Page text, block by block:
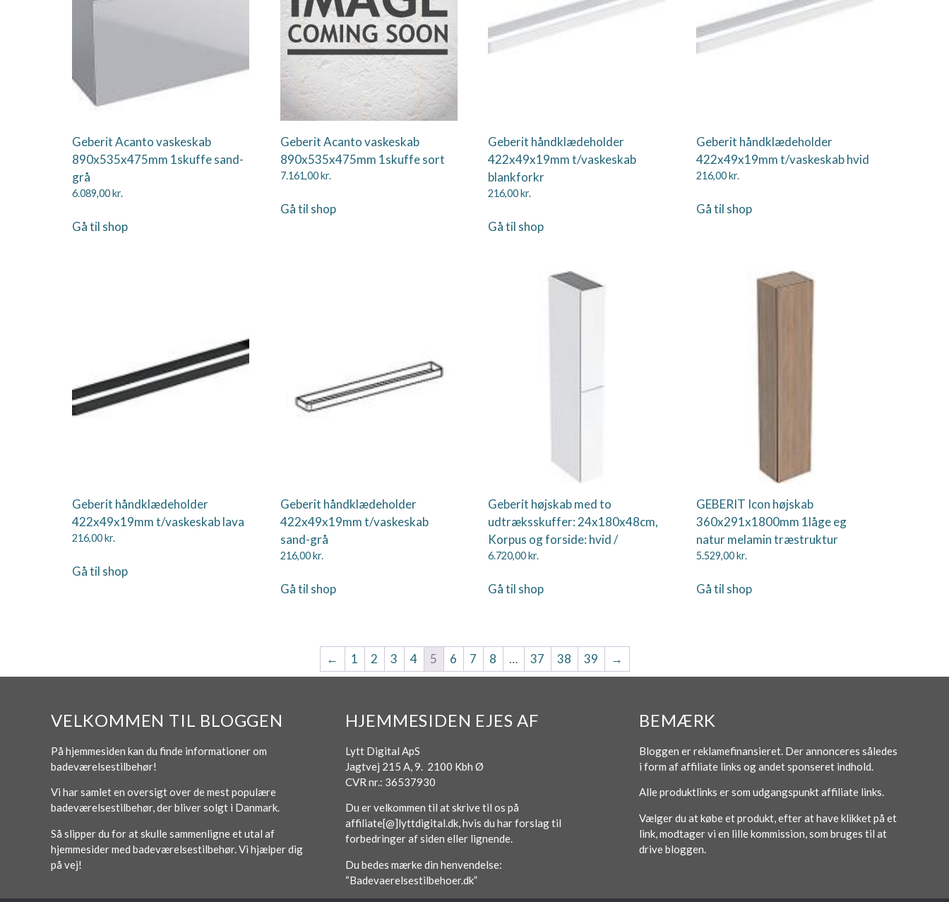
Geberit Acanto vaskeskab
890x535x475mm 1skuffe sand-
grå
6.089,00kr.
Gå til shop
Geberit Acanto vaskeskab
890x535x475mm 1skuffe sort
7.161,00kr.
Gå til shop
Geberit håndklædeholder
422x49x19mm t/vaskeskab
blankforkr
216,00kr.
Gå til shop
Geberit håndklædeholder
422x49x19mm t/vaskeskab hvid
216,00kr.
Gå til shop
Geberit håndklædeholder
422x49x19mm t/vaskeskab lava
216,00kr.
Gå til shop
Geberit håndklædeholder
422x49x19mm t/vaskeskab
sand-grå
216,00kr.
Gå til shop
Geberit højskab med to
udtræksskuffer: 24x180x48cm,
Korpus og forside: hvid /
6.720,00kr.
Gå til shop
GEBERIT Icon højskab
360x291x1800mm 1låge eg
natur melamin træstruktur
5.529,00kr.
Gå til shop
← 1 2 3 4 5 6 7 8 … 37 38 39 →
VELKOMMEN TIL BLOGGEN
På hjemmesiden kan du finde informationer om
badeværelsestilbehør!
Vi har samlet en oversigt over de mest populære
badeværelsestilbehør, der bliver solgt i Danmark.
Så slipper du for at skulle sammenligne et utal af
hjemmesider med badeværelsestilbehør. Vi hjælper dig
på vej!
HJEMMESIDEN EJES AF
Lytt Digital ApS
Jagtvej 215 A, 9. 2100 Kbh Ø
CVR nr.: 36537930
Du er velkommen til at skrive til os på
affiliate[@]lyttdigital.dk, hvis du har forslag til
forbedringer af siden eller lignende.
Du bedes mærke din henvendelse:
“Badevaerelsestilbehoer.dk”
BEMÆRK
Bloggen er reklamefinansieret. Der annonceres således
i form af affiliate links og andet sponseret indhold.
Alle produktlinks er som udgangspunkt affiliate links.
Vælger du at købe et produkt, efter at have klikket på et
link, modtager vi en lille kommission, som bruges til at
drive bloggen.